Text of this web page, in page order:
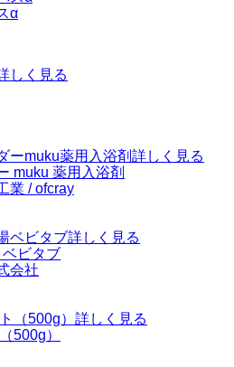
α
しく見る
詳しく見る
muku 薬用入浴剤
業 / ofcray
詳しく見る
ビタブ
会社
詳しく見る
500g）